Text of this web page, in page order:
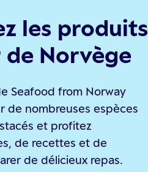
les produits
de Norvège
Seafood from Norway
de nombreuses espèces
et profitez
de recettes et de
de délicieux repas.